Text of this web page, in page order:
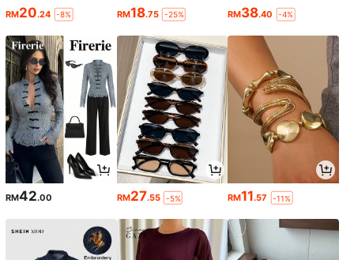
RM20.24 -8% RM18.75 -25% RM38.40 -4%
RM42.00 RM27.55 -5% RM11.57 -11%